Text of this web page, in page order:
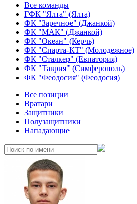
Все команды
ГФК "Ялта" (Ялта)
ФК "Заречное" (Джанкой)
ФК "МАК" (Джанкой)
ФК "Океан" (Керчь)
ФК "Спарта-КТ" (Молодежное)
ФК "Сталкер" (Евпатория)
ФК "Таврия" (Симферополь)
ФК "Феодосия" (Феодосия)
Все позиции
Вратари
Защитники
Полузащитники
Нападающие